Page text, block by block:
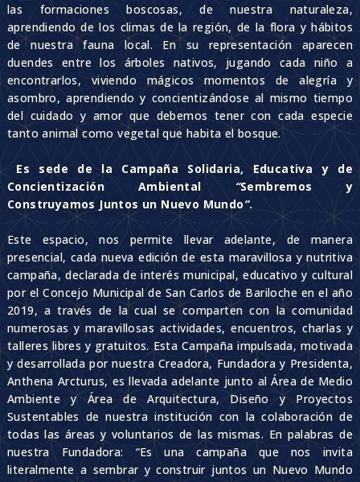
las formaciones boscosas, de nuestra naturaleza,
aprendiendo de los climas de la región, de la flora y hábitos
de nuestra fauna local. En su representación aparecen
duendes entre los árboles nativos, jugando cada niño a
encontrarlos, viviendo mágicos momentos de alegría y
asombro, aprendiendo y concientizándose al mismo tiempo
del cuidado y amor que debemos tener con cada especie
tanto animal como vegetal que habita el bosque.
Es sede de la Campaña Solidaria, Educativa y de
Concientización Ambiental “Sembremos y
Construyamos Juntos un Nuevo Mundo“.
Este espacio, nos permite llevar adelante, de manera
presencial, cada nueva edición de esta maravillosa y nutritiva
campaña, declarada de interés municipal, educativo y cultural
por el Concejo Municipal de San Carlos de Bariloche en el año
2019, a través de la cual se comparten con la comunidad
numerosas y maravillosas actividades, encuentros, charlas y
talleres libres y gratuitos. Esta Campaña impulsada, motivada
y desarrollada por nuestra Creadora, Fundadora y Presidenta,
Anthena Arcturus, es llevada adelante junto al Área de Medio
Ambiente y Área de Arquitectura, Diseño y Proyectos
Sustentables de nuestra institución con la colaboración de
todas las áreas y voluntarios de las mismas. En palabras de
nuestra Fundadora:
“Es una campaña que nos invita
literalmente a sembrar y construir juntos un Nuevo Mundo